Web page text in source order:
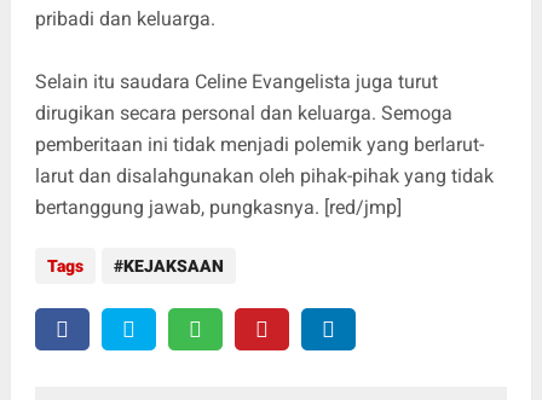
pribadi dan keluarga.
Selain itu saudara Celine Evangelista juga turut
dirugikan secara personal dan keluarga. Semoga
pemberitaan ini tidak menjadi polemik yang berlarut-
larut dan disalahgunakan oleh pihak-pihak yang tidak
bertanggung jawab, pungkasnya. [red/jmp]
Tags KEJAKSAAN